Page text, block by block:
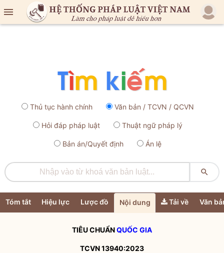

Thủ tục hành chính Văn bản / TCVN / QCVN
Hỏi đáp pháp luật Thuật ngữ pháp lý
Bản án/Quyết định Án lệ

Tóm tắt Hiệu lực Lược đồ Nội dung Tải về Văn
TIÊU CHUẨNQUỐC GIA
TCVN 13940:2023